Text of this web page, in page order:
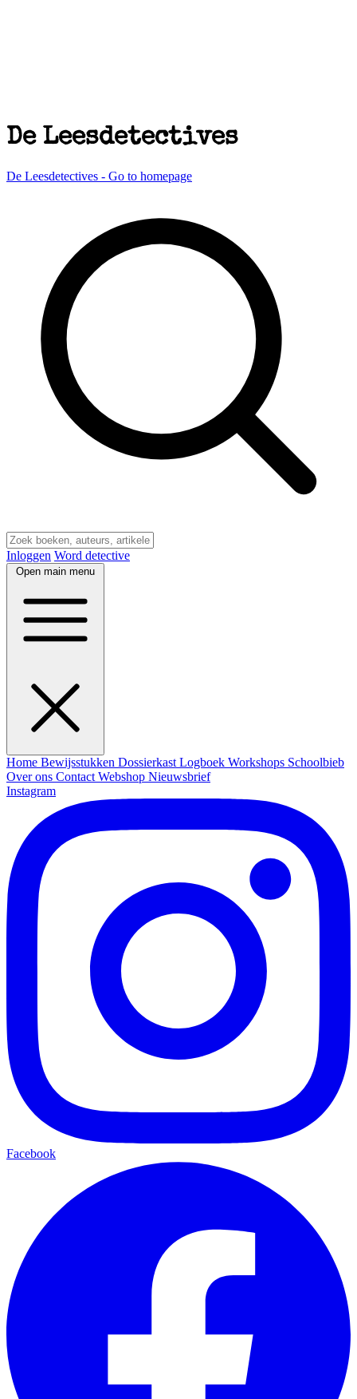
De Leesdetectives
De Leesdetectives - Go to homepage
Inloggen Word detective
Open main menu
Home Bewijsstukken Dossierkast Logboek Workshops Schoolbieb
Over ons Contact Webshop Nieuwsbrief
Instagram
Facebook